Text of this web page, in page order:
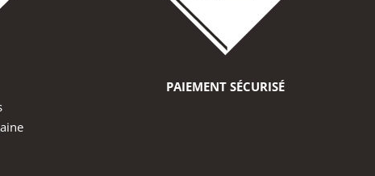
PAIEMENT SÉCURISÉ